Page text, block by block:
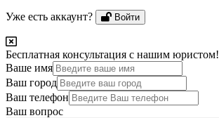
Уже есть аккаунт? Войти
Бесплатная консультация с нашим юристом!
Ваше имя
Ваш город
Ваш телефон
Ваш вопрос